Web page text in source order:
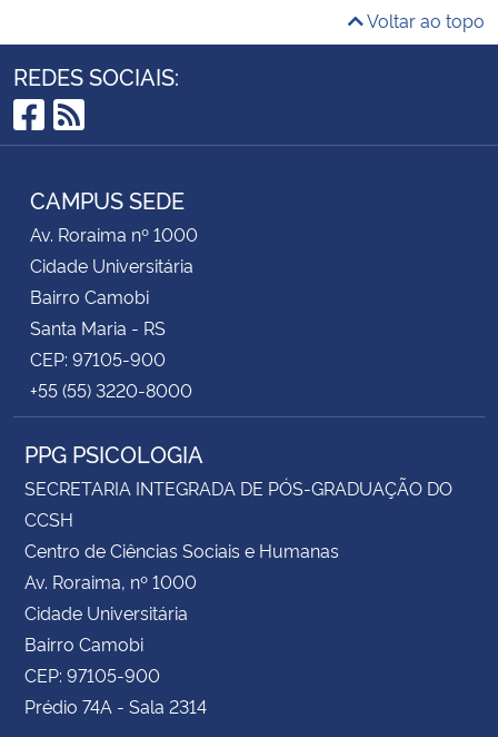
Voltar ao topo
REDES SOCIAIS:
Facebook
RSS
CAMPUS SEDE
Av. Roraima nº 1000
Cidade Universitária
Bairro Camobi
Santa Maria - RS
CEP: 97105-900
+55 (55) 3220-8000
PPG PSICOLOGIA
SECRETARIA INTEGRADA DE PÓS-GRADUAÇÃO DO
CCSH
Centro de Ciências Sociais e Humanas
Av. Roraima, nº 1000
Cidade Universitária
Bairro Camobi
CEP: 97105-900
Prédio 74A - Sala 2314